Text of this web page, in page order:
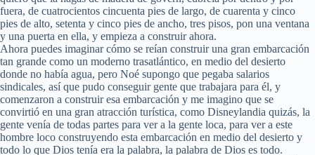
fuera, de cuatrocientos cincuenta pies de largo, de cuarenta y cinco
pies de alto, setenta y cinco pies de ancho, tres pisos, pon una ventana
y una puerta en ella, y empieza a construir ahora.
Ahora puedes imaginar cómo se reían construir una gran embarcación
tan grande como un moderno trasatlántico, en medio del desierto
donde no había agua, pero Noé supongo que pegaba salarios
sindicales, así que pudo conseguir gente que trabajara para él, y
comenzaron a construir esa embarcación y me imagino que se
convirtió en una gran atracción turística, como Disneylandia quizás, la
gente venía de todas partes para ver a la gente loca, para ver a este
hombre loco construyendo esta embarcación en medio del desierto y
todo lo que Dios tenía era la palabra, la palabra de Dios es todo.